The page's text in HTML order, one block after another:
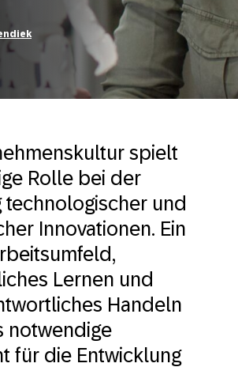
spielt
Rolle bei der
technologischer und
Innovationen. Ein
Lernen und
Handeln
notwendige
für die Entwicklung